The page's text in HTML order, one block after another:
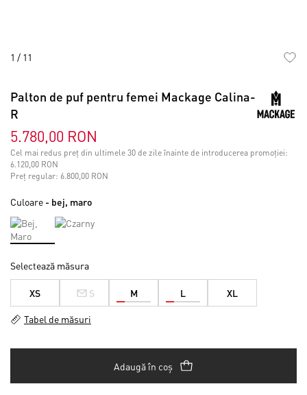
1 / 11
the
beginning
the
images
gallery
Palton de puf pentru femei Mackage Calina-
R
5.780,00 RON
Cel mai redus preț din ultimele 30 de zile înainte de introducerea promoției:
6.120,00 RON
Preț regular: 6.800,00 RON
Culoare - bej, maro
Selectează măsura
XS S M L XL
Tabel de măsuri
Adaugă în coș